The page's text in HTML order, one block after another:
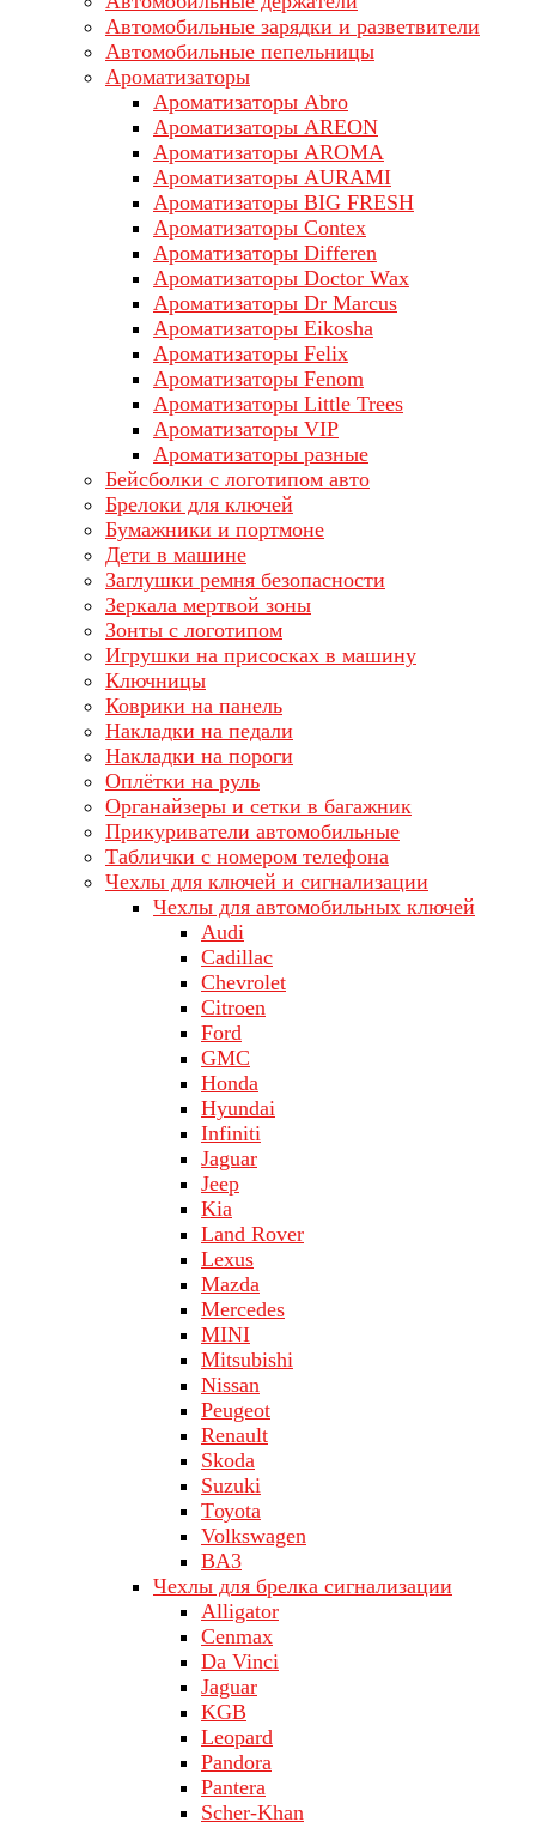
Автомобильные зарядки и разветвители
Автомобильные пепельницы
Ароматизаторы
Ароматизаторы Abro
Ароматизаторы AREON
Ароматизаторы AROMA
Ароматизаторы AURAMI
Ароматизаторы BIG FRESH
Ароматизаторы Contex
Ароматизаторы Differen
Ароматизаторы Doctor Wax
Ароматизаторы Dr Marcus
Ароматизаторы Eikosha
Ароматизаторы Felix
Ароматизаторы Fenom
Ароматизаторы Little Trees
Ароматизаторы VIP
Ароматизаторы разные
Бейсболки с логотипом авто
Брелоки для ключей
Бумажники и портмоне
Дети в машине
Заглушки ремня безопасности
Зеркала мертвой зоны
Зонты с логотипом
Игрушки на присосках в машину
Ключницы
Коврики на панель
Накладки на педали
Накладки на пороги
Оплётки на руль
Органайзеры и сетки в багажник
Прикуриватели автомобильные
Таблички с номером телефона
Чехлы для ключей и сигнализации
Чехлы для автомобильных ключей
Audi
Cadillac
Chevrolet
Citroen
Ford
GMC
Honda
Hyundai
Infiniti
Jaguar
Jeep
Kia
Land Rover
Lехus
Mazda
Merсеdеs
MINI
Mitsubishi
Nissan
Peugeot
Renault
Skoda
Suzuki
Tоуоta
Volkswagen
ВA3
Чехлы для брелка сигнализации
Alligator
Cenmax
Da Vinci
Jaguar
KGB
Leopard
Pandora
Pantera
Scher-Khan